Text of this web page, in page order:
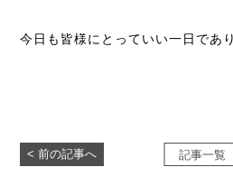
今日も皆様にとっていい一日であ
< 前の記事へ 記事一覧